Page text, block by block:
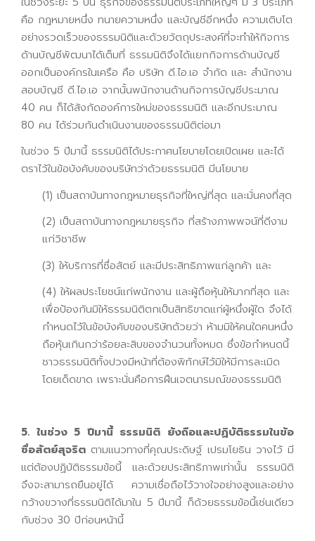
คือ กฎหมายหนึ่ง ทนายความหนึ่ง และบัญชีอีกหนึ่ง ความเติบโต
อย่างรวดเร็วของธรรมนิติและด้วยวัตถุประสงค์ที่จะทำให้กิจการ
ด้านบัญชีพัฒนาได้เต็มที่ ธรรมนิติจึงได้แยกกิจการด้านบัญชี
ออกเป็นองค์กรในเครือ คือ บริษัท ดี.ไอ.เอ จำกัด และ สำนักงาน
สอบบัญชี ดี.ไอ.เอ จากนั้นพนักงานด้านกิจการบัญชีประมาณ
40 คน ก็ได้สังกัดองค์การใหม่ของธรรมนิติ และอีกประมาณ
80 คน ได้ร่วมกันดำเนินงานของธรรมนิติต่อมา
ในช่วง 5 ปีมานี้ ธรรมนิติได้ประกาศนโยบายโดยเปิดเผย และได้
ตราไว้ในข้อบังคับของบริษัทว่าด้วยธรรมนิติ มีนโยบาย
(1) เป็นสถาบันทางกฎหมายธุรกิจที่ใหญ่ที่สุด และมั่นคงที่สุด
(2) เป็นสถาบันทางกฎหมายธุรกิจ ที่สร้างภาพพจน์ที่ดีงาม
แก่วิชาชีพ
(3) ให้บริการที่ซื่อสัตย์ และมีประสิทธิภาพแก่ลูกค้า และ
(4) ให้ผลประโยชน์แก่พนักงาน และผู้ถือหุ้นให้มากที่สุด และ
เพื่อป้องกันมิให้ธรรมนิติตกเป็นสิทธิขาดแก่ผู้หนึ่งผู้ใด จึงได้
กำหนดไว้ในข้อบังคับของบริษัทด้วยว่า ห้ามมิให้คนใดคนหนึ่ง
ถือหุ้นเกินกว่าร้อยละสิบของจำนวนทั้งหมด ซึ่งข้อกำหนดนี้
ชาวธรรมนิติทั้งปวงมีหน้าที่ต้องพิทักษ์ไว้มิให้มีการละเมิด
โดยเด็ดขาด เพราะนั่นคือการฝืนเจตนารมณ์ของธรรมนิติ
5. ในช่วง 5 ปีมานี้ ธรรมนิติ ยังถือและปฏิบัติธรรมในข้อ
ซื่อสัตย์สุจริต ตามแนวทางที่คุณประดิษฐ์ เปรมโยธิน วางไว้ มี
แต่ต้องปฏิบัติธรรมข้อนี้ และด้วยประสิทธิภาพเท่านั้น ธรรมนิติ
จึงจะสามารถยืนอยู่ได้ ความเชื่อถือไว้วางใจอย่างสูงและอย่าง
กว้างขวางที่ธรรมนิติได้มาใน 5 ปีมานี้ ก็ด้วยธรรมข้อนี้เช่นเดียว
กับช่วง 30 ปีก่อนหน้านี้